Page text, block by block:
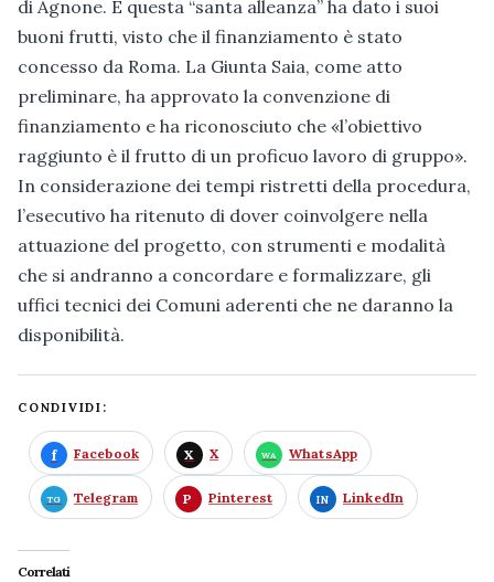
di Agnone. E questa “santa alleanza” ha dato i suoi
buoni frutti, visto che il finanziamento è stato
concesso da Roma. La Giunta Saia, come atto
preliminare, ha approvato la convenzione di
finanziamento e ha riconosciuto che «l’obiettivo
raggiunto è il frutto di un proficuo lavoro di gruppo».
In considerazione dei tempi ristretti della procedura,
l’esecutivo ha ritenuto di dover coinvolgere nella
attuazione del progetto, con strumenti e modalità
che si andranno a concordare e formalizzare, gli
uffici tecnici dei Comuni aderenti che ne daranno la
disponibilità.
CONDIVIDI:
Facebook X WhatsApp
Telegram Pinterest LinkedIn
Correlati